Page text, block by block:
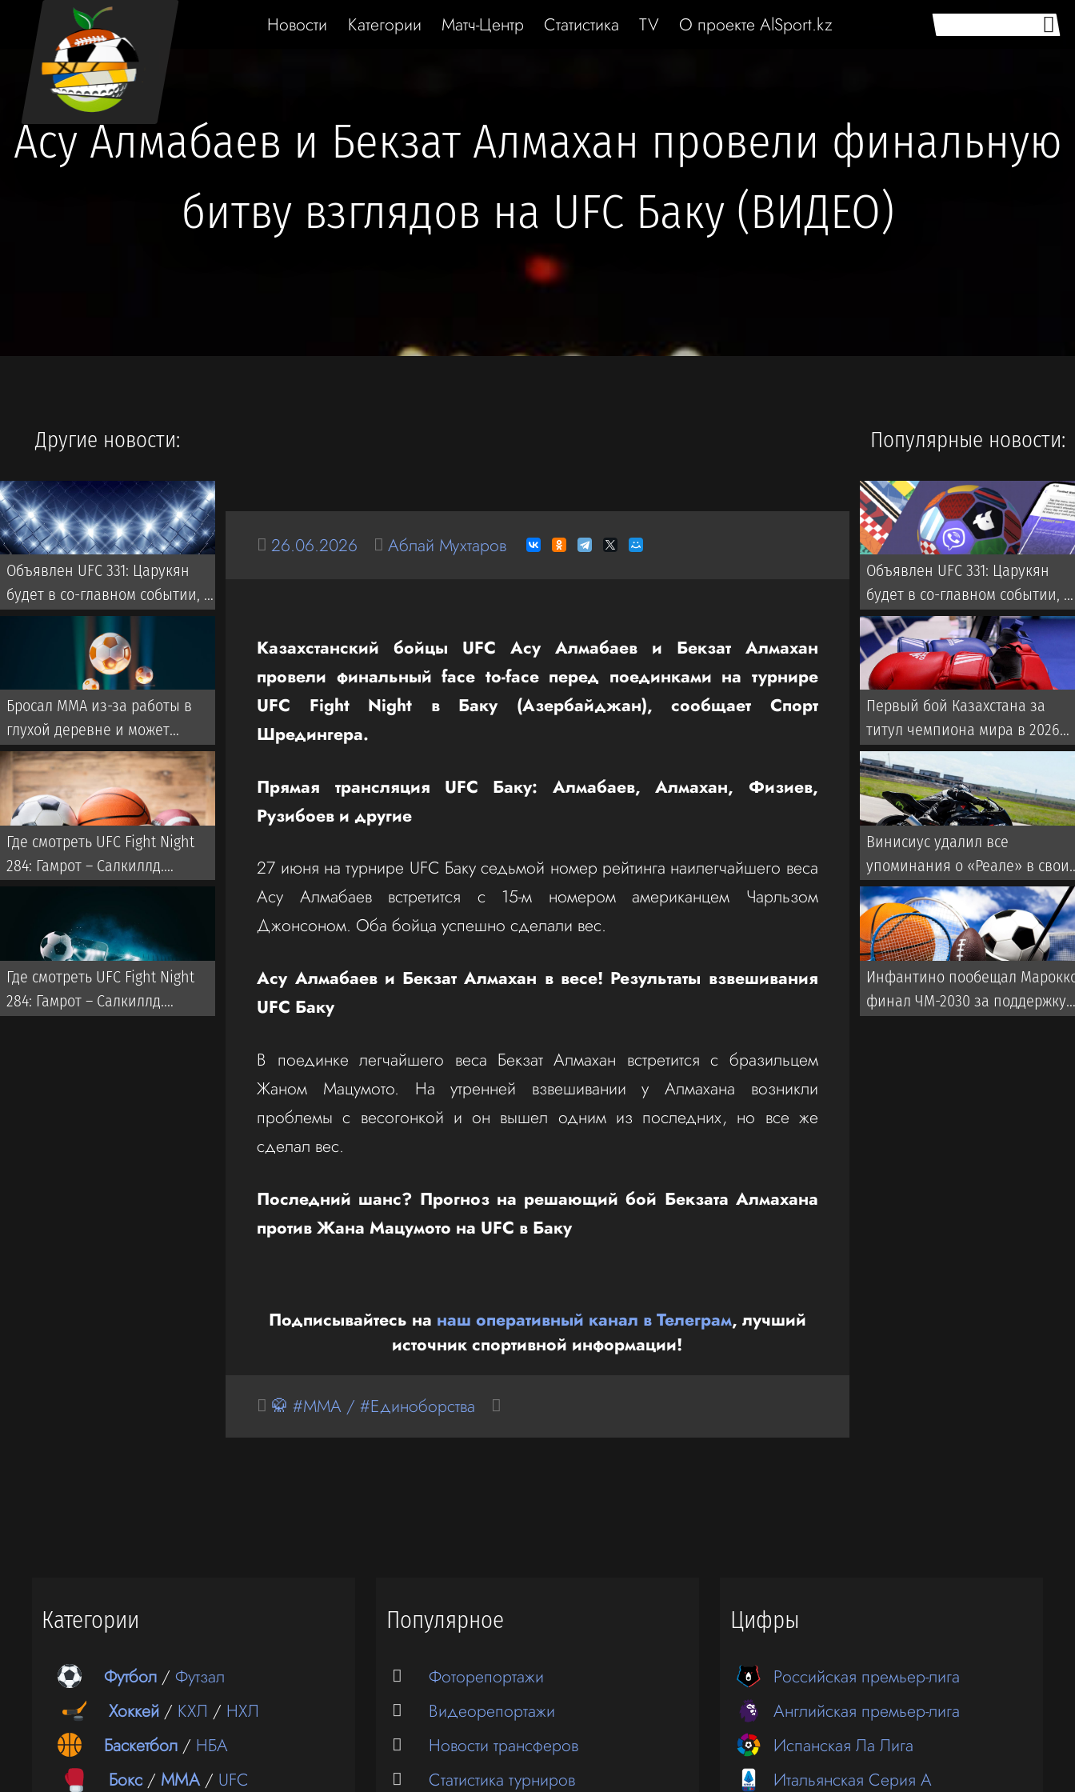
Новости Категории Матч-Центр Статистика TV О проекте AlSport.kz
Асу Алмабаев и Бекзат Алмахан провели финальную
битву взглядов на UFC Баку (ВИДЕО)
26.06.2026 Аблай Мухтаров
Казахстанский бойцы UFC Асу Алмабаев и Бекзат Алмахан
провели финальный face to-face перед поединками на турнире
UFC Fight Night в Баку (Азербайджан), сообщает Спорт
Шредингера.
Прямая трансляция UFC Баку: Алмабаев, Алмахан, Физиев,
Рузибоев и другие
27 июня на турнире UFC Баку седьмой номер рейтинга наилегчайшего веса
Асу Алмабаев встретится с 15-м номером американцем Чарльзом
Джонсоном. Оба бойца успешно сделали вес.
Асу Алмабаев и Бекзат Алмахан в весе! Результаты взвешивания
UFC Баку
В поединке легчайшего веса Бекзат Алмахан встретится с бразильцем
Жаном Мацумото. На утренней взвешивании у Алмахана возникли
проблемы с весогонкой и он вышел одним из последних, но все же
сделал вес.
Последний шанс? Прогноз на решающий бой Бекзата Алмахана
против Жана Мацумото на UFC в Баку
Подписывайтесь на наш оперативный канал в Телеграм, лучший
источник спортивной информации!
🥋 #MMA / #Единоборства
Другие новости:
Объявлен UFC 331: Царукян
будет в со-главном событии, но
не против Оливейры
Бросал ММА из-за работы в
глухой деревне и может
выбить казахстанца из UFC. Что
за боец?
Где смотреть UFC Fight Night
284: Гамрот – Салкиллд.
Нургожай место в UFC?
Где смотреть UFC Fight Night
284: Гамрот – Салкиллд.
Популярные новости:
Объявлен UFC 331: Царукян
будет в со-главном событии,
не против Оливейры
Первый бой Казахстана за
титул чемпиона мира в 2026
году: где, когда и что за
боксер?
Винисиус удалил все
упоминания о «Реале» в
соцсетях
Инфантино пообещал
финал ЧМ-2030 за поддержку
Категории
Футбол /Футзал
Хоккей / КХЛ / НХЛ
Баскетбол / НБА
Бокс / ММА/ UFC
Популярное
Фоторепортажи
Видеорепортажи
Новости трансферов
Статистика турниров
Цифры
Российская премьер-лига
Английская премьер-лига
Испанская Ла Лига
Итальянская Серия А